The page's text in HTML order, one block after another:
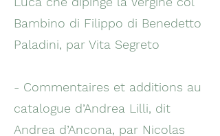
Bambino di Filippo di Benedetto
Paladini, par Vita Segreto
- Commentaires et additions au
catalogue d’Andrea Lilli, dit
Andrea d’Ancona, par Nicolas